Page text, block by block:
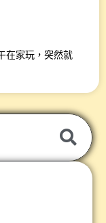
在家玩，突然就